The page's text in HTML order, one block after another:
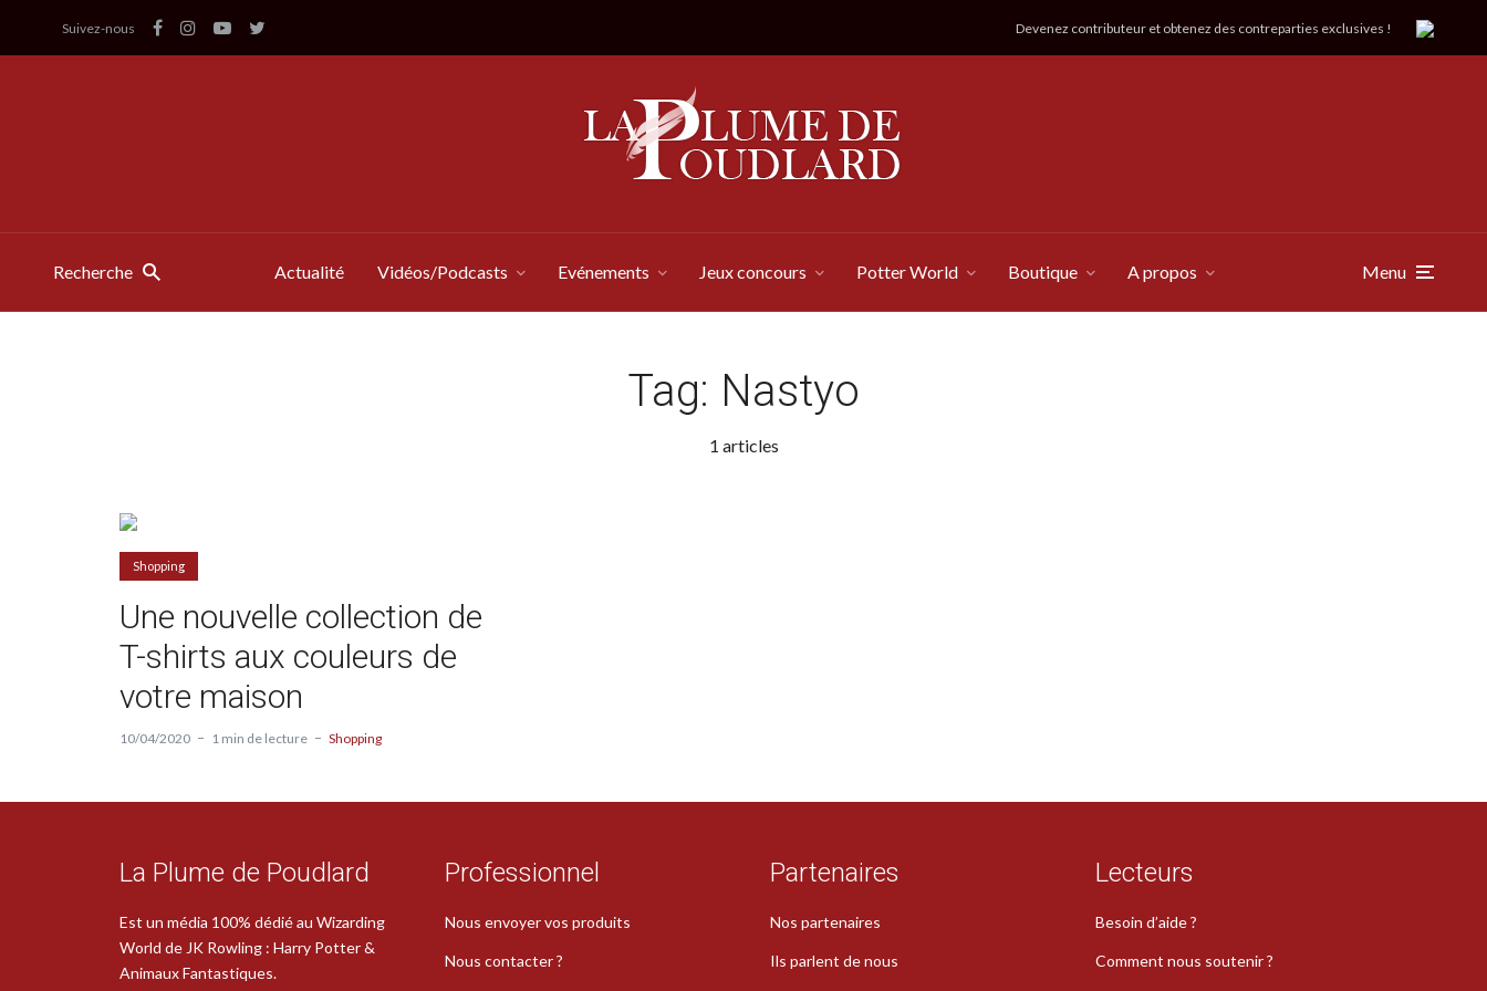
Suivez-nous Devenez contributeur et obtenez des contreparties exclusives !
Recherche Actualité Vidéos/Podcasts Evénements Jeux concours Potter World Boutique A propos Menu
Tag: Nastyo
1 articles
Shopping
Une nouvelle collection de
T-shirts aux couleurs de
votre maison
10/04/2020 1 min de lecture Shopping
La Plume de Poudlard
Est un média 100% dédié au Wizarding
World de JK Rowling : Harry Potter &
Animaux Fantastiques.
Professionnel
Nous envoyer vos produits
Nous contacter ?
Partenaires
Nos partenaires
Ils parlent de nous
Lecteurs
Besoin d’aide ?
Comment nous soutenir ?